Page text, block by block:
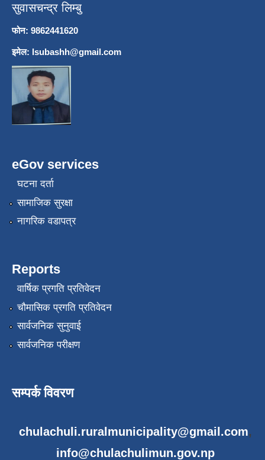
सुवासचन्द्र लिम्बु
फोन: 9862441620
इमेल: lsubashh@gmail.com
eGov services
घटना दर्ता
सामाजिक सुरक्षा
नागरिक वडापत्र
Reports
वार्षिक प्रगति प्रतिवेदन
चौमासिक प्रगति प्रतिवेदन
सार्वजनिक सुनुवाई
सार्वजनिक परीक्षण
सम्पर्क विवरण
chulachuli.ruralmunicipality@gmail.com,
info@chulachulimun.gov.np